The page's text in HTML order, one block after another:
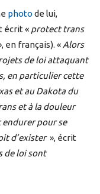
photo de lui,
écrit « protect trans
en français). « Alors
de loi attaquant
en particulier cette
et au Dakota du
et à la douleur
pour se
d’exister », écrit
de loi sont